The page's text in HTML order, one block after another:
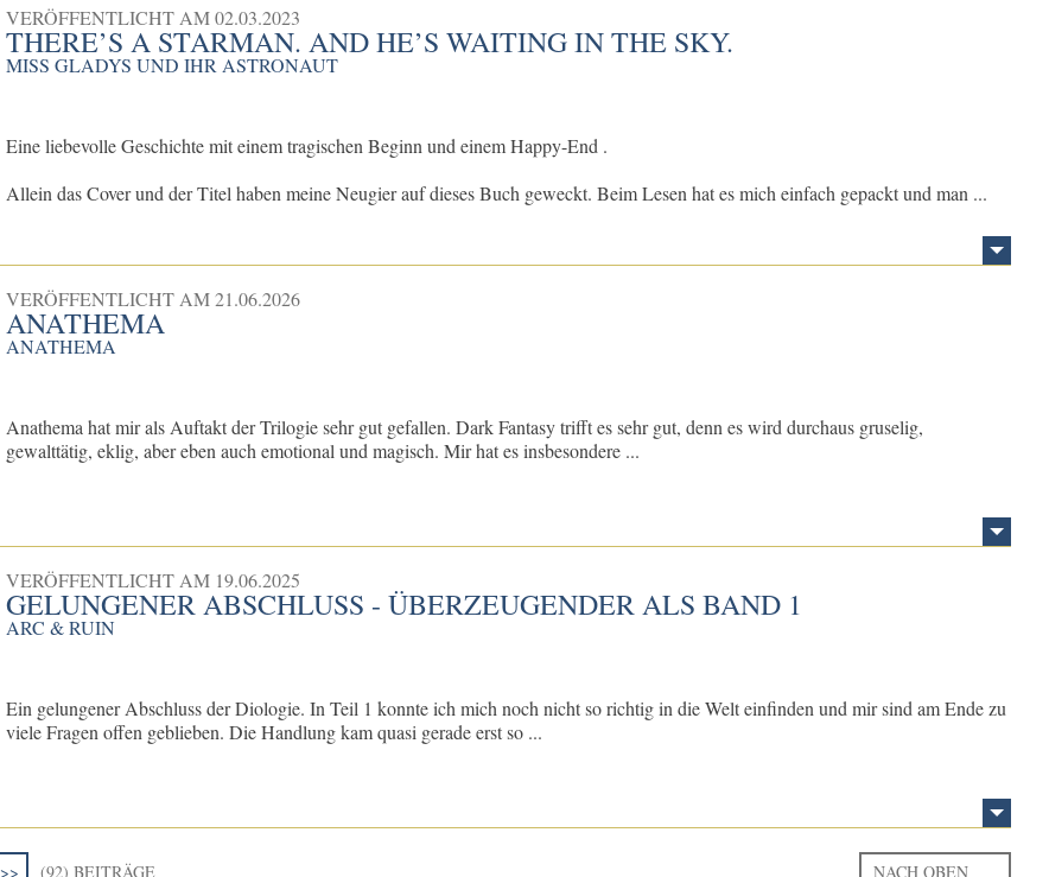
VERÖFFENTLICHT AM02.03.2023
THERE’S A STARMAN. AND HE’S WAITING IN THE SKY.
MISS GLADYS UND IHR ASTRONAUT
Eine liebevolle Geschichte mit einem tragischen Beginn und einem Happy-End .
Allein das Cover und der Titel haben meine Neugier auf dieses Buch geweckt. Beim Lesen hat es mich einfach gepackt und man ...
VERÖFFENTLICHT AM21.06.2026
ANATHEMA
ANATHEMA
Anathema hat mir als Auftakt der Trilogie sehr gut gefallen. Dark Fantasy trifft es sehr gut, denn es wird durchaus gruselig,
gewalttätig, eklig, aber eben auch emotional und magisch. Mir hat es insbesondere ...
VERÖFFENTLICHT AM 19.06.2025
GELUNGENER ABSCHLUSS - ÜBERZEUGENDER ALS BAND 1
ARC & RUIN
Ein gelungener Abschluss der Diologie. In Teil 1 konnte ich mich noch nicht so richtig in die Welt einfinden und mir sind am Ende zu
viele Fragen offen geblieben. Die Handlung kam quasi gerade erst so ...
>> (92) BEITRÄGE NACH OBEN